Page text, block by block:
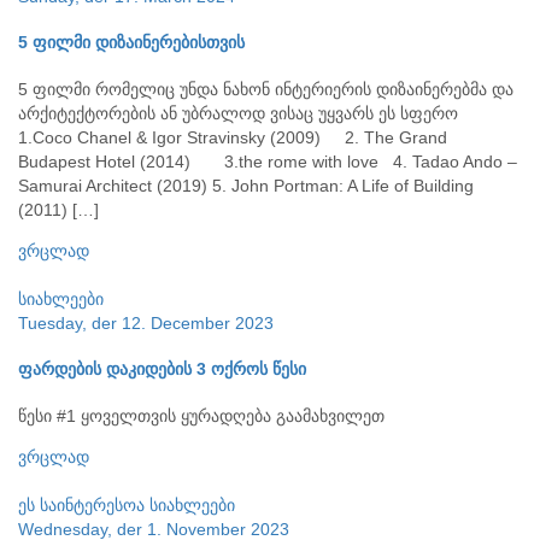
5 ფილმი დიზაინერებისთვის
5 ფილმი რომელიც უნდა ნახონ ინტერიერის დიზაინერებმა და
არქიტექტორების ან უბრალოდ ვისაც უყვარს ეს სფერო
1.Coco Chanel & Igor Stravinsky (2009) 2. The Grand
Budapest Hotel (2014) 3.the rome with love 4. Tadao Ando –
Samurai Architect (2019) 5. John Portman: A Life of Building
(2011) […]
ვრცლად
სიახლეები
Tuesday, der 12. December 2023
ფარდების დაკიდების 3 ოქროს წესი
წესი #1 ყოველთვის ყურადღება გაამახვილეთ
ვრცლად
ეს საინტერესოა სიახლეები
Wednesday, der 1. November 2023